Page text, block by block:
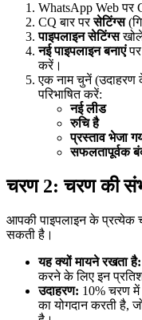
WhatsApp Web पर
CQ बार परसेटिंग्स
पाइपलाइन सेटिंग्स
नई पाइपलाइन बनाएं
करें।
एक नाम चुनें (उदाहरण
परिभाषित करें:
नई लीड
रुचि है
प्रस्ताव भेजा
सफलतापूर्वक
चरण 2: चरण की
आपकी पाइपलाइन के प्रत्येक
सकती है।
यह क्यों मायने रखता है:
करने के लिए इन
उदाहरण: 10% चरण में
का योगदान करती है,